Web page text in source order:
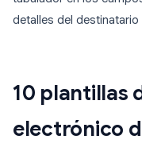
detalles del destinatario
10 plantillas
electrónico